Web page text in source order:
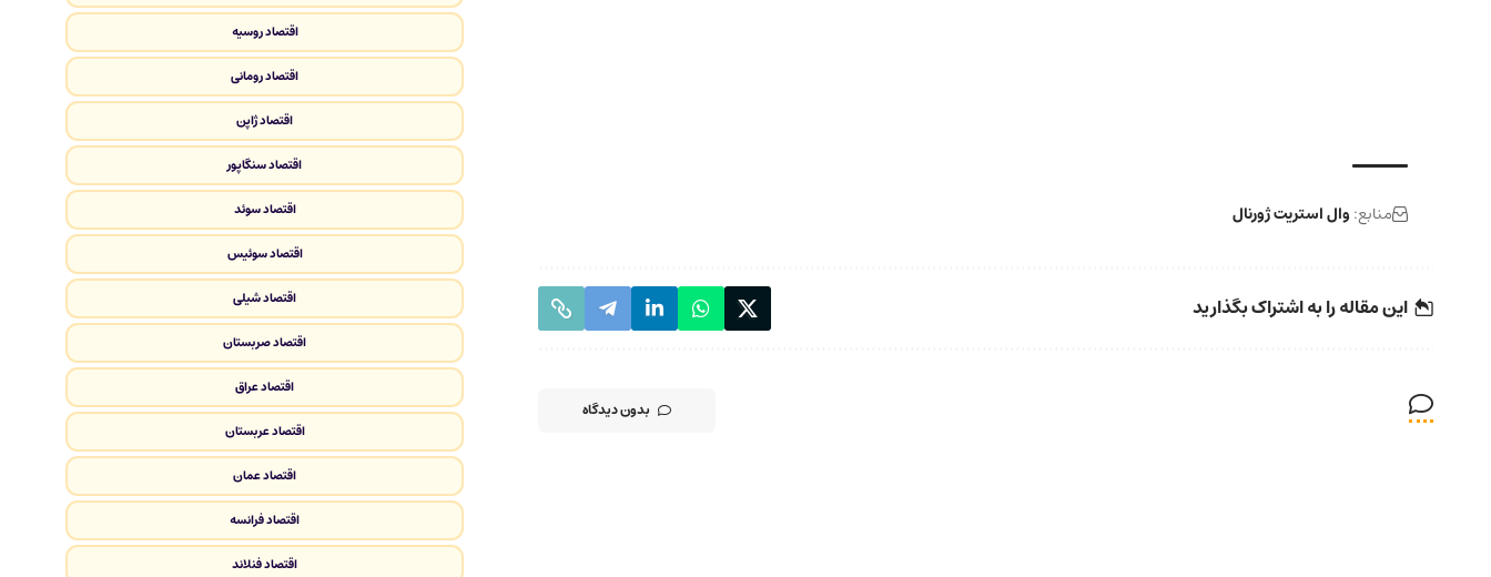
منابع: وال استریت ژورنال
این مقاله را به اشتراک بگذارید
بدون دیدگاه
اقتصاد روسیه
اقتصاد رومانی
اقتصاد ژاپن
اقتصاد سنگاپور
اقتصاد سوئد
اقتصاد سوئیس
اقتصاد شیلی
اقتصاد صربستان
اقتصاد عراق
اقتصاد عربستان
اقتصاد عمان
اقتصاد فرانسه
اقتصاد فنلاند